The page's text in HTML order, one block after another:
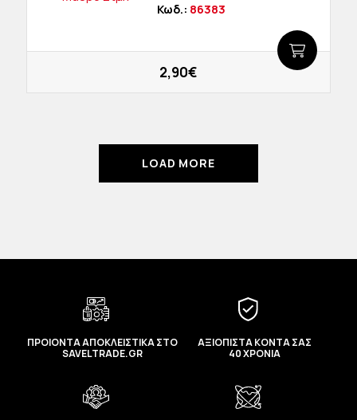
Κωδ.: 86383
2,90€
LOAD MORE
ΠΡΟΙΟΝΤΑ ΑΠΟΚΛΕΙΣΤΙΚΑ ΣΤΟ
SAVELTRADE.GR
ΑΞΙΟΠΙΣΤΑ ΚΟΝΤΑ ΣΑΣ
40 ΧΡΟΝΙΑ